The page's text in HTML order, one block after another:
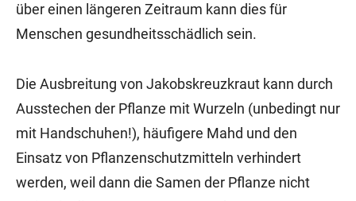
über einen längeren Zeitraum kann dies für
Menschen gesundheitsschädlich sein.
Die Ausbreitung von Jakobskreuzkraut kann durch
Ausstechen der Pflanze mit Wurzeln (unbedingt nur
mit Handschuhen!), häufigere Mahd und den
Einsatz von Pflanzenschutzmitteln verhindert
werden, weil dann die Samen der Pflanze nicht